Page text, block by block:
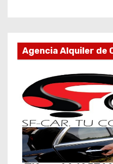
Agencia Alquiler de